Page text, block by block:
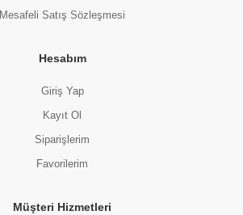
Mesafeli Satış Sözleşmesi
Hesabım
Giriş Yap
Kayıt Ol
Siparişlerim
Favorilerim
Müşteri Hizmetleri